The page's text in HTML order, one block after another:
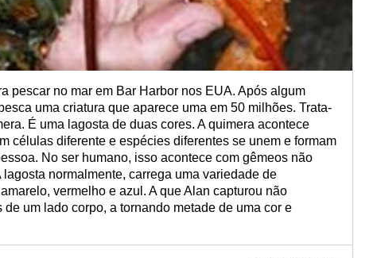
pescar no mar em Bar Harbor nos EUA. Após algum
uma criatura que aparece uma em 50 milhões. Trata-
É uma lagosta de duas cores. A quimera acontece
células diferente e espécies diferentes se unem e formam
No ser humano, isso acontece com gêmeos não
normalmente, carrega uma variedade de
vermelho e azul. A que Alan capturou não
um lado corpo, a tornando metade de uma cor e